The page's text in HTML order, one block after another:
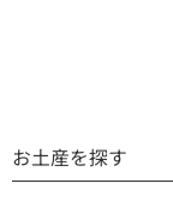
お土産を探す